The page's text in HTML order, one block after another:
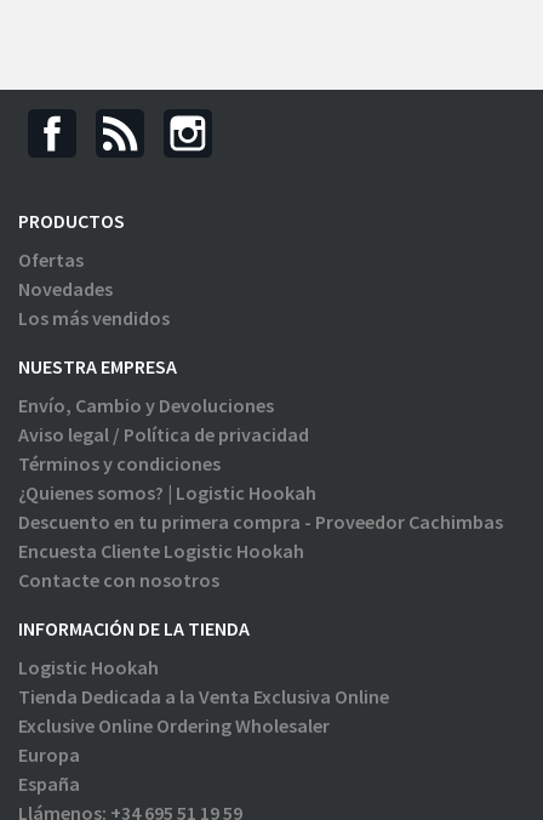
PRODUCTOS
Ofertas
Novedades
Los más vendidos
NUESTRA EMPRESA
Envío, Cambio y Devoluciones
Aviso legal / Política de privacidad
Términos y condiciones
¿Quienes somos? | Logistic Hookah
Descuento en tu primera compra - Proveedor Cachimbas
Encuesta Cliente Logistic Hookah
Contacte con nosotros
INFORMACIÓN DE LA TIENDA
Logistic Hookah
Tienda Dedicada a la Venta Exclusiva Online
Exclusive Online Ordering Wholesaler
Europa
España
Llámenos: +34 695 51 19 59